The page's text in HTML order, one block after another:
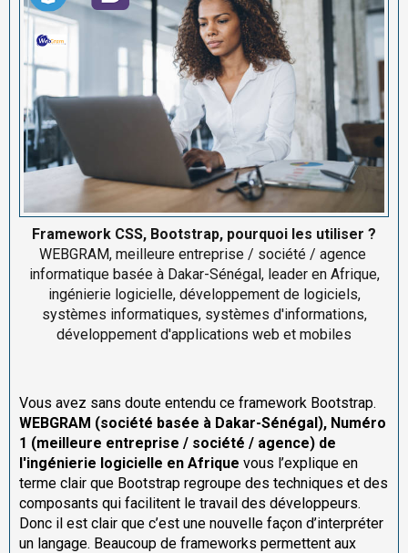
Framework CSS, Bootstrap, pourquoi les utiliser ?
WEBGRAM, meilleure entreprise / société / agence
informatique basée à Dakar-Sénégal, leader en Afrique,
ingénierie logicielle, développement de logiciels,
systèmes informatiques, systèmes d'informations,
développement d'applications web et mobiles
Vous avez sans doute entendu ce framework Bootstrap.
WEBGRAM (société basée à Dakar-Sénégal), Numéro
1 (meilleure entreprise / société / agence) de
l'ingénierie logicielle en Afrique vous l’explique en
terme clair que Bootstrap regroupe des techniques et des
composants qui facilitent le travail des développeurs.
Donc il est clair que c’est une nouvelle façon d’interpréter
un langage. Beaucoup de frameworks permettent aux